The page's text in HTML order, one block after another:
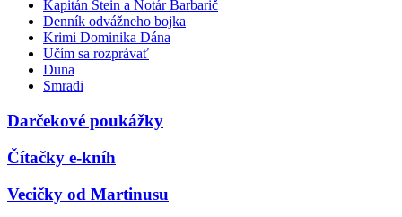
Kapitán Stein a Notár Barbarič
Denník odvážneho bojka
Krimi Dominika Dána
Učím sa rozprávať
Duna
Smradi
Darčekové poukážky
Čítačky e-kníh
Vecičky od Martinusu